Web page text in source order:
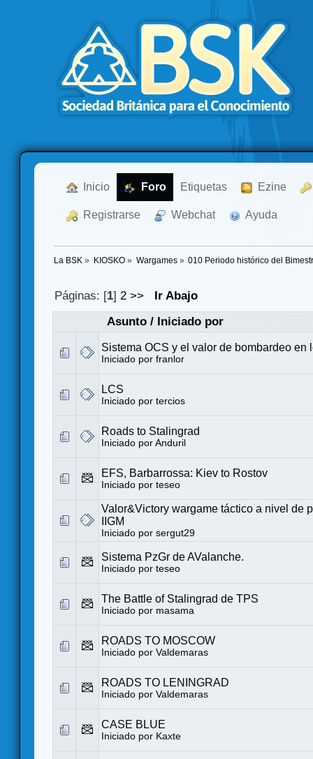
Inicio Foro Etiquetas Ezine
Registrarse Webchat Ayuda
La BSK » KIOSKO» Wargames» 010 Periodo histórico del
Páginas: [1]2 >>
Ir Abajo
Asunto/ Iniciado por
Sistema OCS y el valor de bombardeo en
Iniciado por franlor
LCS
Iniciado por tercios
Roads to Stalingrad
Iniciado por Anduril
EFS, Barbarrossa: Kiev to Rostov
Iniciado por teseo
Valor&Victory wargame táctico a nivel de
IIGM
Iniciado por sergut29
Sistema PzGr de AValanche.
Iniciado por teseo
The Battle of Stalingrad de TPS
Iniciado por masama
ROADS TO MOSCOW
Iniciado por Valdemaras
ROADS TO LENINGRAD
Iniciado por Valdemaras
CASE BLUE
Iniciado por Kaxte